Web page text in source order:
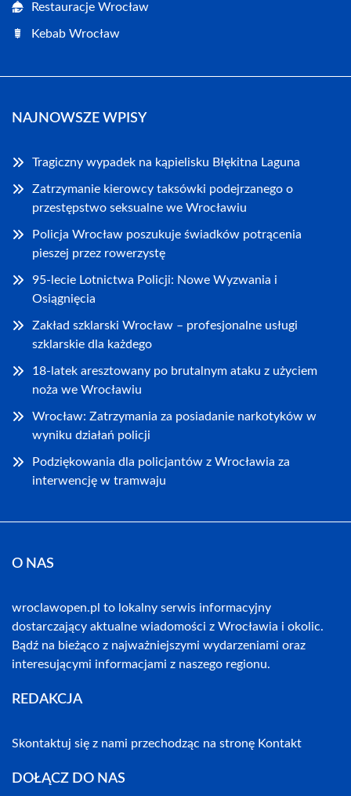
Restauracje Wrocław
Kebab Wrocław
NAJNOWSZE WPISY
Tragiczny wypadek na kąpielisku Błękitna Laguna
Zatrzymanie kierowcy taksówki podejrzanego o
przestępstwo seksualne we Wrocławiu
Policja Wrocław poszukuje świadków potrącenia
pieszej przez rowerzystę
95-lecie Lotnictwa Policji: Nowe Wyzwania i
Osiągnięcia
Zakład szklarski Wrocław – profesjonalne usługi
szklarskie dla każdego
18-latek aresztowany po brutalnym ataku z użyciem
noża we Wrocławiu
Wrocław: Zatrzymania za posiadanie narkotyków w
wyniku działań policji
Podziękowania dla policjantów z Wrocławia za
interwencję w tramwaju
O NAS
wroclawopen.pl to lokalny serwis informacyjny
dostarczający aktualne wiadomości z Wrocławia i okolic.
Bądź na bieżąco z najważniejszymi wydarzeniami oraz
interesującymi informacjami z naszego regionu.
REDAKCJA
Skontaktuj się z nami przechodząc na stronę Kontakt
DOŁĄCZ DO NAS